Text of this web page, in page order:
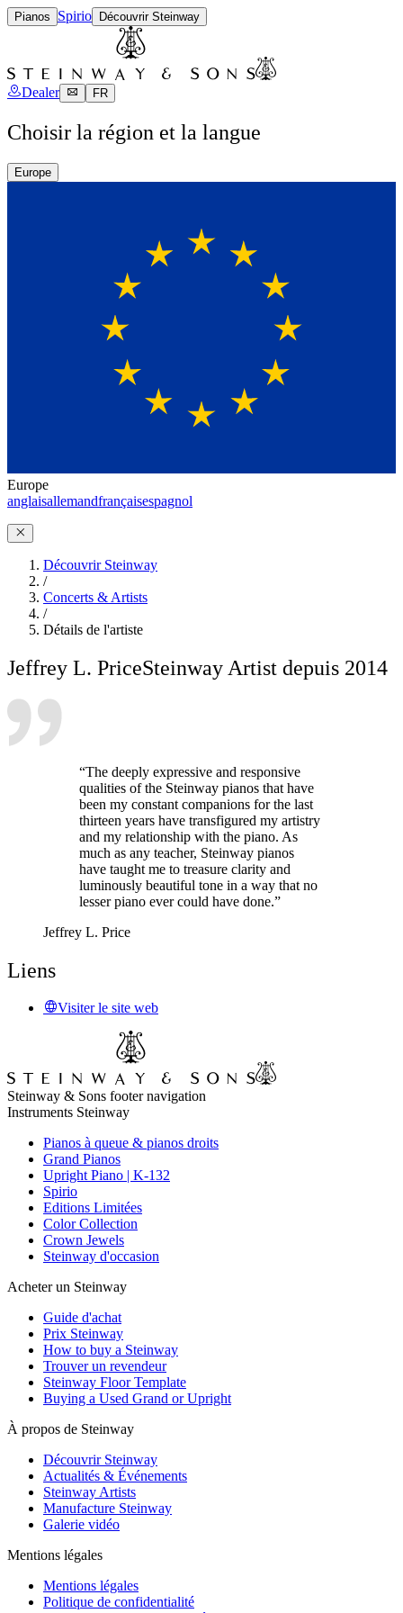
Pianos Spirio Découvrir Steinway
Dealer FR
Choisir la région et la langue
Europe
Europe
anglaisallemandfrançaisespagnol
Découvrir Steinway
/
Concerts & Artists
/
Détails de l'artiste
Jeffrey L. PriceSteinway Artist depuis 2014
“The deeply expressive and responsive
qualities of the Steinway pianos that have
been my constant companions for the last
thirteen years have transfigured my artistry
and my relationship with the piano. As
much as any teacher, Steinway pianos
have taught me to treasure clarity and
luminously beautiful tone in a way that no
lesser piano ever could have done.”
Jeffrey L. Price
Liens
Visiter le site web
Steinway & Sons footer navigation
Instruments Steinway
Pianos à queue & pianos droits
Grand Pianos
Upright Piano | K-132
Spirio
Editions Limitées
Color Collection
Crown Jewels
Steinway d'occasion
Acheter un Steinway
Guide d'achat
Prix Steinway
How to buy a Steinway
Trouver un revendeur
Steinway Floor Template
Buying a Used Grand or Upright
À propos de Steinway
Découvrir Steinway
Actualités & Événements
Steinway Artists
Manufacture Steinway
Galerie vidéo
Mentions légales
Mentions légales
Politique de confidentialité